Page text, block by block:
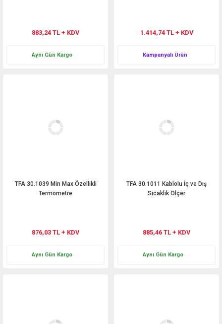
883,24 TL + KDV
Aynı Gün Kargo
1.414,74 TL + KDV
Kampanyalı Ürün
TFA 30.1039 Min Max Özellikli
Termometre
876,03 TL + KDV
Aynı Gün Kargo
TFA 30.1011 Kablolu İç ve Dış
Sıcaklık Ölçer
885,46 TL + KDV
Aynı Gün Kargo